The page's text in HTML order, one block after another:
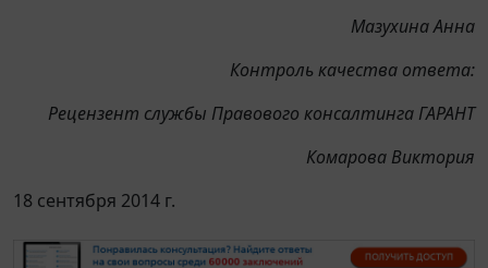
Мазухина Анна
Контроль качества ответа:
Рецензент службы Правового консалтинга ГАРАНТ
Комарова Виктория
18 сентября 2014 г.